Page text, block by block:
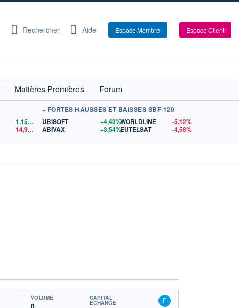
Rechercher Aide Espace Membre Espace Client
Matières Premières
Forum
1,1559
$US
14,90$US
+ FORTES HAUSSES ET BAISSES SBF 120
UBISOFT
+4,43%
ABIVAX
+3,54%
WORLDLINE
-5,12%
EUTELSAT
-4,58%
VOLUME CAPITAL
ÉCHANGÉ